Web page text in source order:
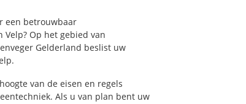
een betrouwbaar
Op het gebied van
Gelderland beslist uw
van de eisen en regels
Als u van plan bent uw